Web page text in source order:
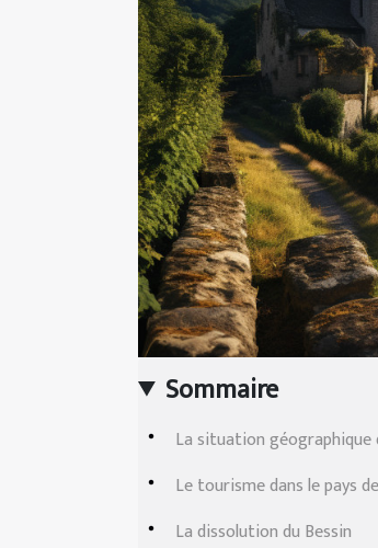
Sommaire
La situation géographique
Le tourisme dans le pays
La dissolution du Bessin